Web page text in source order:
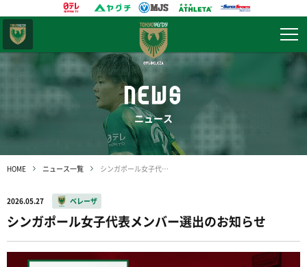
NEWS
ニュース
HOME ニュース一覧 シンガポール女子代表メンバー選出のお知らせ
2026.05.27 ベレーザ
シンガポール女子代表メンバー選出のお知らせ